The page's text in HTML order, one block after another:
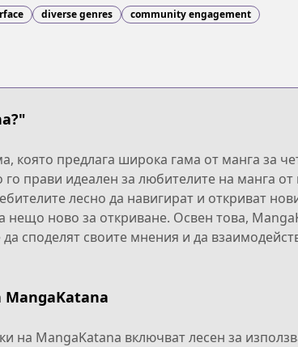
diverse genres
community engagement
която предлага широка гама от манга за
прави идеален за любителите на манга
лесно да навигират и откриват
нещо ново за откриване. Освен това,
споделят своите мнения и да
на MangaKatana включват лесен за